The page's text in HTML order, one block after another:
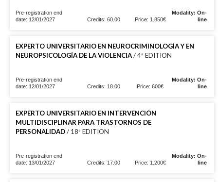
Pre-registration end
date: 12/01/2027
Credits: 60.00 Price: 1.850€
Modality: On-
line
EXPERTO UNIVERSITARIO EN NEUROCRIMINOLOGÍA Y EN
NEUROPSICOLOGÍA DE LA VIOLENCIA/ 4ª EDITION
Pre-registration end
date: 12/01/2027
Credits: 18.00 Price: 600€
Modality: On-
line
EXPERTO UNIVERSITARIO EN INTERVENCIÓN
MULTIDISCIPLINAR PARA TRASTORNOS DE
PERSONALIDAD/ 18ª EDITION
Pre-registration end
date: 13/01/2027
Credits: 17.00 Price: 1.200€
Modality: On-
line